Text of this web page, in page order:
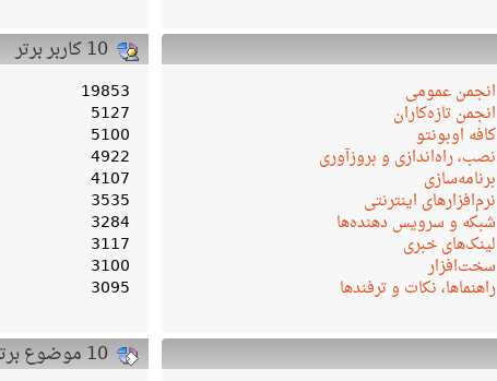
10 کاربر برتر
19853
5127
5100
4922
4107
3535
3284
3117
3100
3095
انجمن عمومی
انجمن تازه‌کاران
کافه اوبونتو
نصب، راه‌اندازی و بروزآوری
برنامه‌سازی
نرم‌افزارهای اینترنتی
شبکه و سرویس‌ دهنده‌ها
لینک‌های خبری
سخت‌افزار
راهنماها، نکات و ترفندها
10 موضوع برتر (بر اساس تعداد پاسخ)